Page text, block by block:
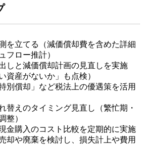
を立てる（減価償却費を含めた詳細
フロー推計）
しと減価償却計画の見直しを実施
資産がないか」も点検）
別償却」など税法上の優遇策を活用
替えのタイミング見直し（繁忙期・
整）
金購入のコスト比較を定期的に実施
却や廃棄を検討し、損失計上や費用